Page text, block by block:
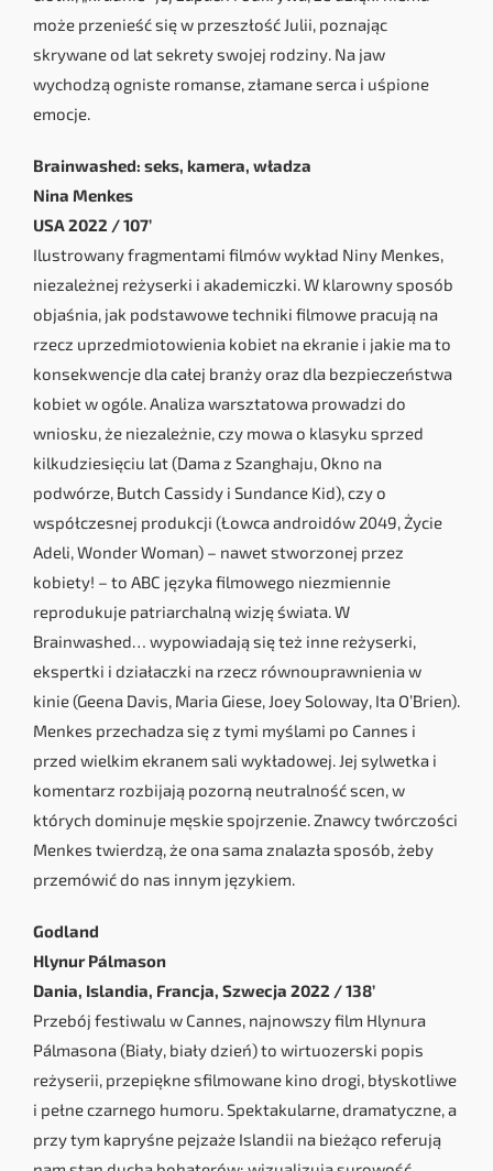
może przenieść się w przeszłość Julii, poznając
skrywane od lat sekrety swojej rodziny. Na jaw
wychodzą ogniste romanse, złamane serca i uśpione
emocje.
Brainwashed: seks, kamera, władza
Nina Menkes
USA 2022 / 107’
Ilustrowany fragmentami filmów wykład Niny Menkes,
niezależnej reżyserki i akademiczki. W klarowny sposób
objaśnia, jak podstawowe techniki filmowe pracują na
rzecz uprzedmiotowienia kobiet na ekranie i jakie ma to
konsekwencje dla całej branży oraz dla bezpieczeństwa
kobiet w ogóle. Analiza warsztatowa prowadzi do
wniosku, że niezależnie, czy mowa o klasyku sprzed
kilkudziesięciu lat (Dama z Szanghaju, Okno na
podwórze, Butch Cassidy i Sundance Kid), czy o
współczesnej produkcji (Łowca androidów 2049, Życie
Adeli, Wonder Woman) – nawet stworzonej przez
kobiety! – to ABC języka filmowego niezmiennie
reprodukuje patriarchalną wizję świata. W
Brainwashed… wypowiadają się też inne reżyserki,
ekspertki i działaczki na rzecz równouprawnienia w
kinie (Geena Davis, Maria Giese, Joey Soloway, Ita O’Brien).
Menkes przechadza się z tymi myślami po Cannes i
przed wielkim ekranem sali wykładowej. Jej sylwetka i
komentarz rozbijają pozorną neutralność scen, w
których dominuje męskie spojrzenie. Znawcy twórczości
Menkes twierdzą, że ona sama znalazła sposób, żeby
przemówić do nas innym językiem.
Godland
Hlynur Pálmason
Dania, Islandia, Francja, Szwecja 2022 / 138’
Przebój festiwalu w Cannes, najnowszy film Hlynura
Pálmasona (Biały, biały dzień) to wirtuozerski popis
reżyserii, przepiękne sfilmowane kino drogi, błyskotliwe
i pełne czarnego humoru. Spektakularne, dramatyczne, a
przy tym kapryśne pejzaże Islandii na bieżąco referują